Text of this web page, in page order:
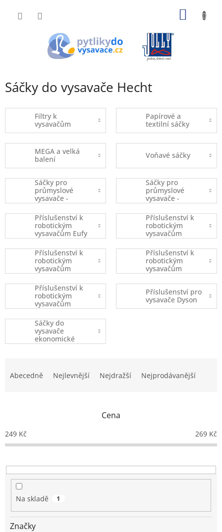
Sáčky do vysavače Hecht
Filtry k
vysavačům
Papírové a
textilní sáčky
MEGA a velká
balení
Voňavé sáčky
Sáčky pro
průmyslové
vysavače -
kusový prodej
Sáčky pro
průmyslové
vysavače -
balené
Příslušenství k
robotickým
vysavačům Eufy
Robovac
Příslušenství k
robotickým
vysavačům
iRobot
Příslušenství k
robotickým
vysavačům
Xiaomi
Příslušenství k
robotickým
vysavačům
Ecovacs
Příslušenství k
robotickým
vysavačům
(ostatní značky)
Příslušenství pro
vysavače Dyson
Sáčky do
vysavače
ekonomické
balení
p
r
o
u
Abecedně Nejlevnější Nejdražší Nejprodávanější
Cena
249 Kč 269 Kč
Na skladě 1
Značky